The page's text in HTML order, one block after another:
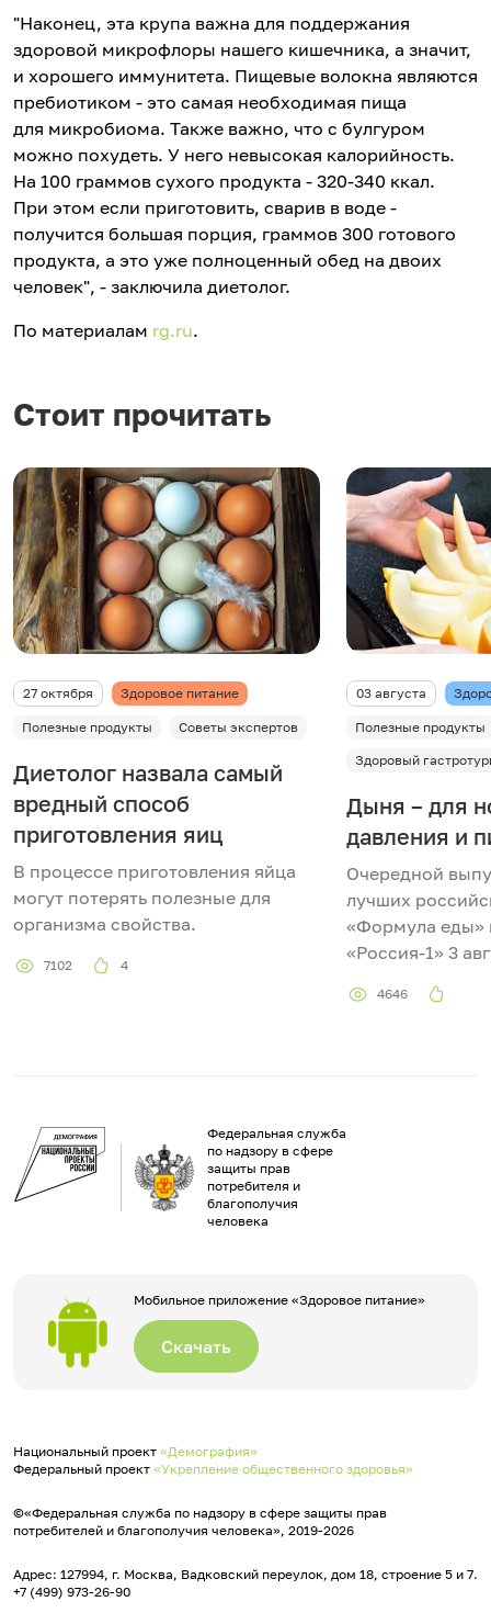
"Наконец, эта крупа важна для поддержания
здоровой микрофлоры нашего кишечника, а значит,
и хорошего иммунитета. Пищевые волокна являются
пребиотиком - это самая необходимая пища
для микробиома. Также важно, что с булгуром
можно похудеть. У него невысокая калорийность.
На 100 граммов сухого продукта - 320-340 ккал.
При этом если приготовить, сварив в воде -
получится большая порция, граммов 300 готового
продукта, а это уже полноценный обед на двоих
человек", - заключила диетолог.
По материалам rg.ru.
Стоит прочитать
27 октября Здоровое питание
Полезные продукты Советы экспертов
Диетолог назвала самый
вредный способ
приготовления яиц
В процессе приготовления яйца
могут потерять полезные для
организма свойства.
7102 4
03 августа
Полезные продукты
Здоровый
Дыня – для
давления и
Очередной
лучших
«Формула еды»
«Россия-1» 3
4646
Федеральная служба
по надзору в сфере
защиты прав
потребителя и
благополучия
человека
Мобильное приложение «Здоровое питание»
Скачать
Национальный проект «Демография»
Федеральный проект «Укрепление общественного здоровья»
©«Федеральная служба по надзору в сфере защиты прав
потребителей и благополучия человека», 2019-2026
Адрес: 127994, г. Москва, Вадковский переулок, дом 18, строение 5 и 7.
+7 (499) 973-26-90